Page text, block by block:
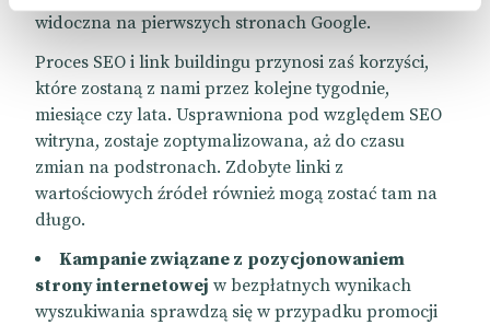
widoczna na pierwszych stronach Google.
Proces SEO i link buildingu przynosi zaś korzyści,
które zostaną z nami przez kolejne tygodnie,
miesiące czy lata. Usprawniona pod względem SEO
witryna, zostaje zoptymalizowana, aż do czasu
zmian na podstronach. Zdobyte linki z
wartościowych źródeł również mogą zostać tam na
długo.
Kampanie związane z pozycjonowaniem
strony internetowej w bezpłatnych wynikach
wyszukiwania sprawdzą się w przypadku promocji